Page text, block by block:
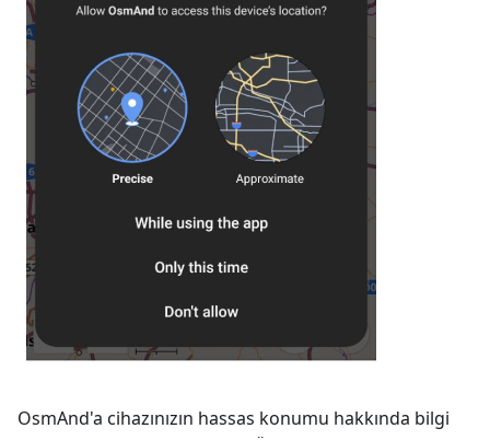
OsmAnd'a cihazınızın hassas konumu hakkında bilgi